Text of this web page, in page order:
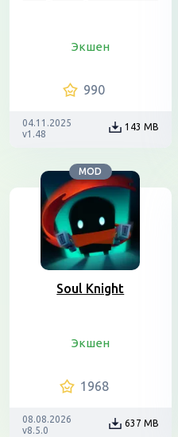
Экшен
990
04.11.2025
v1.48
143 MB
MOD
Soul Knight
Экшен
1968
08.08.2026
v8.5.0
637 MB